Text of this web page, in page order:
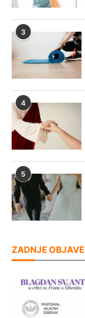
3
4
5
ZADNJE OBJAVE